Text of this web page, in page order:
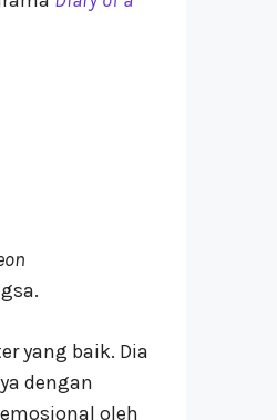
yang baik. Dia
dengan
oleh